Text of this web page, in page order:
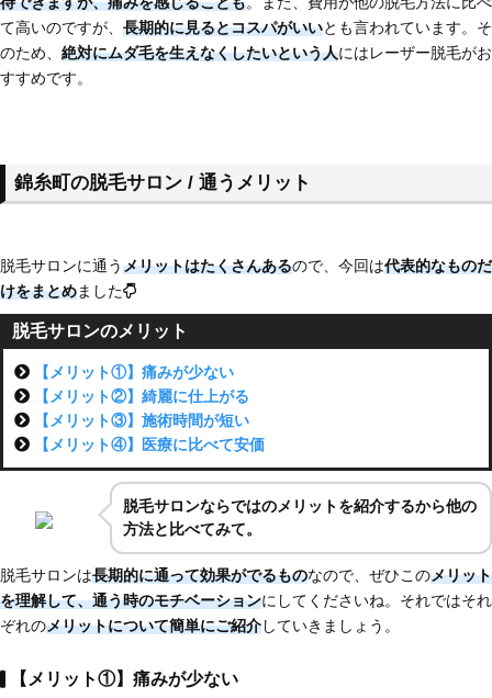
て高いのですが、 長期的に見るとコスパがいいとも言われています。そ
のため、 絶対にムダ毛を生えなくしたいという人にはレーザー脱毛がお
すすめです。
錦糸町の脱毛サロン / 通うメリット
脱毛サロンに通うメリットはたくさんあるので、今回は代表的なものだ
けをまとめました
脱毛サロンのメリット
【メリット①】痛みが少ない
【メリット②】綺麗に仕上がる
【メリット③】施術時間が短い
【メリット④】医療に比べて安価
脱毛サロンならではのメリットを紹介するから他の
方法と比べてみて。
脱毛サロンは長期的に通って効果がでるものなので、ぜひこのメリット
を理解して、通う時のモチベーションにしてくださいね。それではそれ
ぞれのメリットについて簡単にご紹介していきましょう。
【メリット①】痛みが少ない